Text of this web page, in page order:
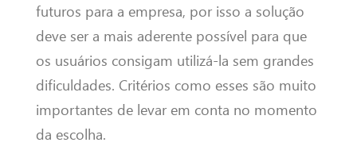
futuros para a empresa, por isso a solução
deve ser a mais aderente possível para que
os usuários consigam utilizá-la sem grandes
dificuldades. Critérios como esses são muito
importantes de levar em conta no momento
da escolha.